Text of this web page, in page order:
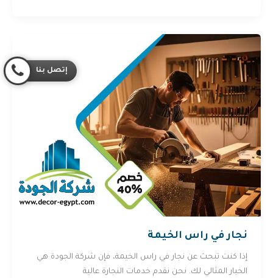
نجار في راس الخيمة
إذا كنت تبحث عن نجار في راس الخيمة، فإن شركة الجودة هي
الخيار المثالي لك. نحن نقدم خدمات النجارة عالية
إتصل بنا